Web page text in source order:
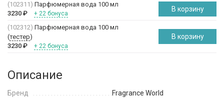
(102311) Парфюмерная вода 100 мл
3230 ₽ + 22 бонуса
В корзину
(102312) Парфюмерная вода 100 мл
(тестер)
3230 ₽ + 22 бонуса
В корзину
Описание
Бренд
Fragrance World